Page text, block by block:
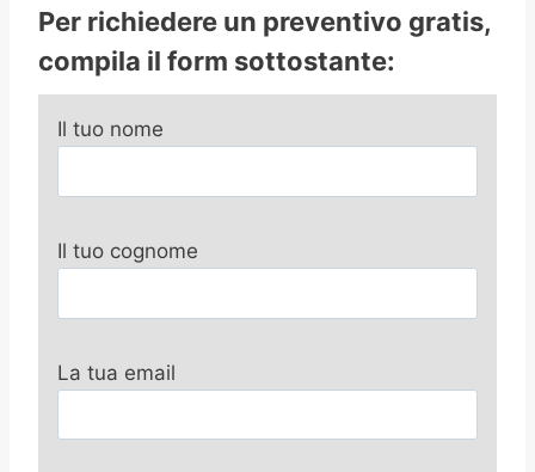
Per richiedere un preventivo gratis,
compila il form sottostante:
Il tuo nome
Il tuo cognome
La tua email